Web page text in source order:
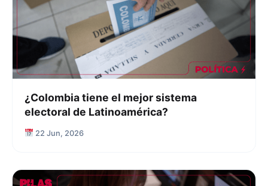
¿Colombia tiene el mejor sistema
electoral de Latinoamérica?
22 Jun, 2026